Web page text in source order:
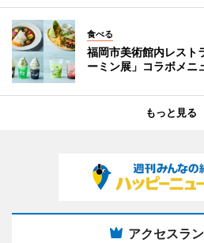
食べる
福岡市美術館内レスト
ーミン展」コラボメニ
もっと見る
アクセスラ